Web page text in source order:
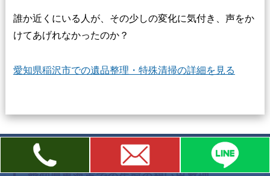
誰か近くにいる人が、その少しの変化に気付き、声をか
けてあげれなかったのか？
愛知県稲沢市での遺品整理・特殊清掃の詳細を見る